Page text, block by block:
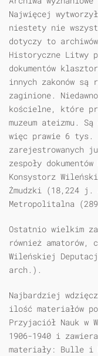
Najwięcej
niestety nie
dotyczy to
Historyczne Litwy
dokumentów
innych zakonów są
zaginione.
kościelne, które
muzeum ateizmu.
więc prawie 6 tys.
zarejestrowanych
zespoły
Konsystorz
Żmudzki (18,224
Metropolitalna
Ostatnio wielkim
również amatorów,
Wileńskiej
arch.).
Najbardziej
ilość materiałów
Przyjaciół Nauk w
1906-1940 i
materiały: Bulle i